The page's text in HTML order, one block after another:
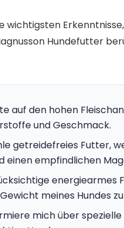
wichtigsten
Hundefutter
auf den hohen
und Geschmack.
getreidefreies Futter,
einen empfindlichen
energiearmes
meines Hundes
mich über